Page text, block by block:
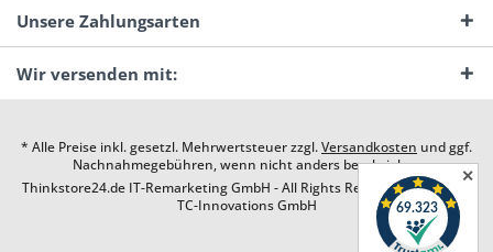
Unsere Zahlungsarten
Wir versenden mit:
* Alle Preise inkl. gesetzl. Mehrwertsteuer zzgl.Versandkosten und ggf.
Nachnahmegebühren, wenn nicht anders beschrieben
Thinkstore24.de IT-Remarketing GmbH - All Rights Reserved. Design by
TC-Innovations GmbH
✕